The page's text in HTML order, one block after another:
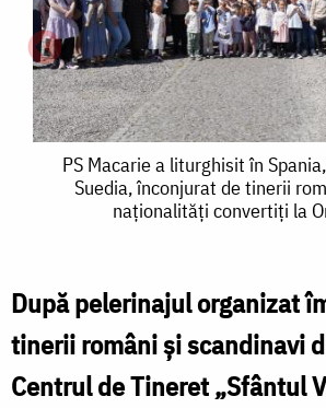
Macarie
în
Spania,
Danemarca
PS Macarie a liturghisit în
Suedia, înconjurat de tinerii
naționalități convertiți la
După pelerinajul organizat
tinerii români și scandinavi
Centrul de Tineret „Sfântul